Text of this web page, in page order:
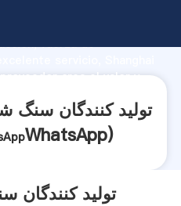
fuerza de
WhatsApp)
تولید